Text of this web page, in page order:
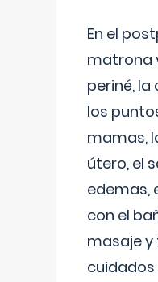
En el
matrona
periné,
los
mamas,
útero, el
edemas,
con el
masaje